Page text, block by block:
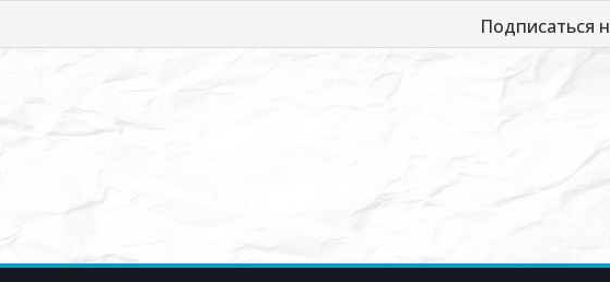
Подписаться